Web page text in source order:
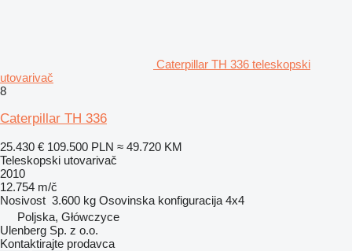
Caterpillar TH 336 teleskopski
utovarivač
8
Caterpillar TH 336
25.430 € 109.500 PLN ≈ 49.720 KM
Teleskopski utovarivač
2010
12.754 m/č
Nosivost 3.600 kg Osovinska konfiguracija 4x4
Poljska, Główczyce
Ulenberg Sp. z o.o.
Kontaktirajte prodavca